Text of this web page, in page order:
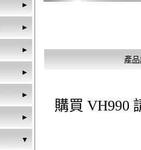
►
►
►
►
►
►
▼
產
購買 VH990